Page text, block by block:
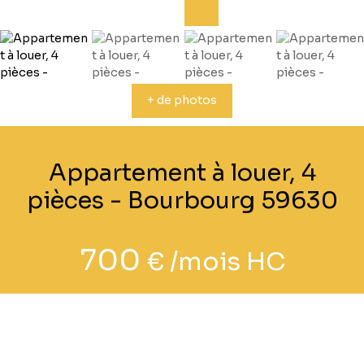
+ de photos
Appartement à louer, 4
pièces - Bourbourg 59630
700 € /mois HC